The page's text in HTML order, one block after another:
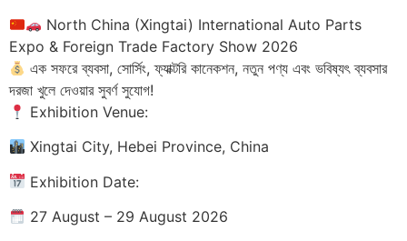
North China (Xingtai) International Auto Parts
Expo & Foreign Trade Factory Show 2026
এক সফরে ব্যবসা, সোর্সিং, ফ্যাক্টরি কানেকশন, নতুন পণ্য এবং ভবিষ্যৎ ব্যবসার
দরজা খুলে দেওয়ার সুবর্ণ সুযোগ!
Exhibition Venue:
Xingtai City, Hebei Province, China
Exhibition Date:
27 August – 29 August 2026